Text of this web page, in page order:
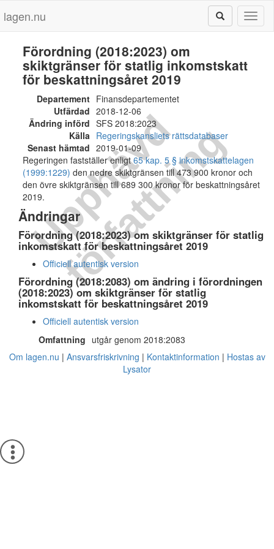
lagen.nu
U
p
p
h
ä
v
d
f
ö
r
f
a
t
t
n
i
n
g
Förordning (2018:2023) om
skiktgränser för statlig inkomstskatt
för beskattningsåret 2019
Departement Finansdepartementet
Utfärdad 2018-12-06
Ändring införd SFS 2018:2023
Källa Regeringskansliets rättsdatabaser
Senast hämtad 2019-01-09
Regeringen fastställer enligt65 kap. 5 § inkomstskattelagen
(1999:1229) den nedre skiktgränsen till 473 900 kronor och
den övre skiktgränsen till 689 300 kronor för beskattningsåret
2019.
Ändringar
Förordning (2018:2023) om skiktgränser för statlig
inkomstskatt för beskattningsåret 2019
Officiell autentisk version
Förordning (2018:2083) om ändring i förordningen
(2018:2023) om skiktgränser för statlig
inkomstskatt för beskattningsåret 2019
Officiell autentisk version
Omfattning utgår genom 2018:2083
Om lagen.nu
Ansvarsfriskrivning Kontaktinformation
Hostas av
Lysator